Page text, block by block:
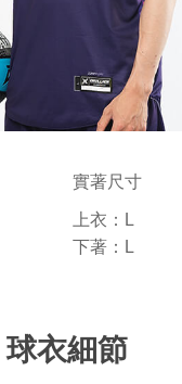
實著尺寸
上衣：L
下著：L
球衣細節